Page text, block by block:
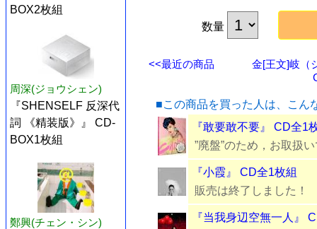
BOX2枚組
周深(ジョウシェン)
『SHENSELF 反深代
詞 《精装版》』 CD-
BOX1枚組
鄭興(チェン・シン)
数量
<<最近の商品
金[王文]岐（
■この商品を買った人は、こん
『敢要敢不要』 CD全1
”廃盤”のため，お取扱
『小霞』 CD全1枚組
販売は終了しました！
『当我身辺空無一人』